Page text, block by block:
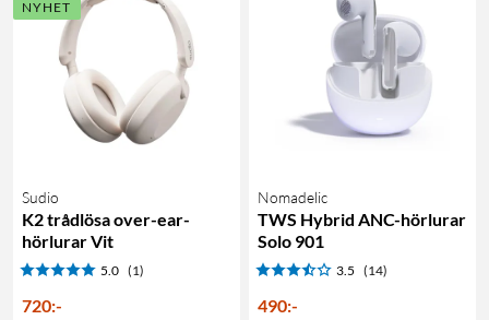
NYHET
Sudio
K2 trådlösa over-ear-
hörlurar Vit
5.0 (1)
720:-
Nomadelic
TWS Hybrid ANC-hörlurar
Solo 901
3.5 (14)
490:-